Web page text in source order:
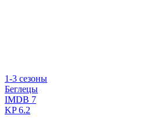
1-3 сезоны
Беглецы
IMDB 7
KP6.2